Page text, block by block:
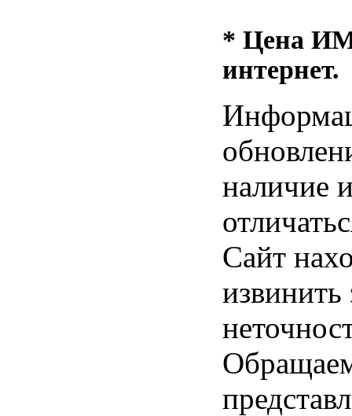
* Цена ИМ
интернет.
наличие
Сайт